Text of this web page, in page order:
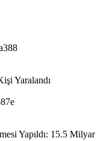
Yaralandı
Yapıldı: 15.5 Milyar